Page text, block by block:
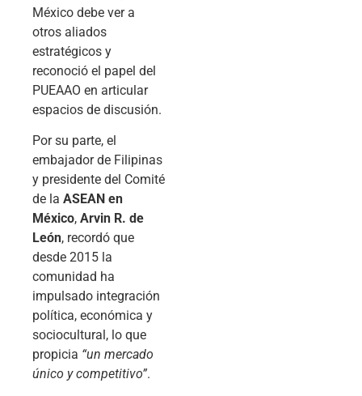
México debe ver a
otros aliados
estratégicos y
reconoció el papel del
PUEAAO en articular
espacios de discusión.
Por su parte, el
embajador de Filipinas
y presidente del Comité
de la ASEAN en
México, Arvin R. de
León, recordó que
desde 2015 la
comunidad ha
impulsado integración
política, económica y
sociocultural, lo que
propicia “un mercado
único y competitivo”.